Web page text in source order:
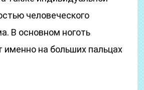
человеческого
В основном ноготь
именно на больших пальцах